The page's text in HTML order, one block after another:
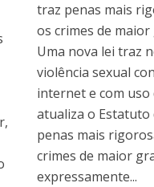
traz penas mais
os crimes de maior
Uma nova lei traz
violência sexual
internet e com uso
atualiza o Estatuto
penas mais
crimes de maior
expressamente...